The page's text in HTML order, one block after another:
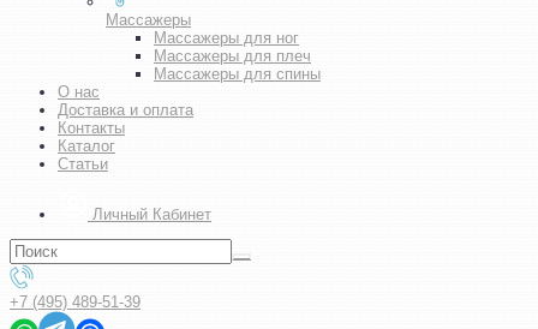
Массажеры
Массажеры для ног
Массажеры для плеч
Массажеры для спины
О нас
Доставка и оплата
Контакты
Каталог
Статьи
Личный Кабинет
+7 (495) 489-51-39